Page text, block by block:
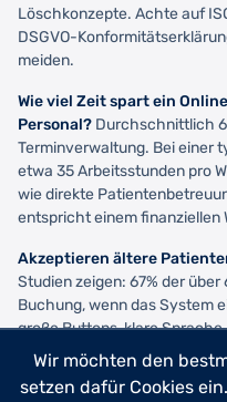
Löschkonzepte. Achte auf
DSGVO-
meiden.
Wie viel Zeit spart ein
Personal? Durchschnittlich
Terminverwaltung. Bei einer
etwa 35 Arbeitsstunden pro
wie direkte
entspricht einem finanziellen
Akzeptieren ältere
Studien zeigen: 67% der
Buchung, wenn das System
große Buttons, klare
telefonische Alternative. Ein
hohe Akzeptanz über alle
Wir möchten den
setzen dafür Cookies